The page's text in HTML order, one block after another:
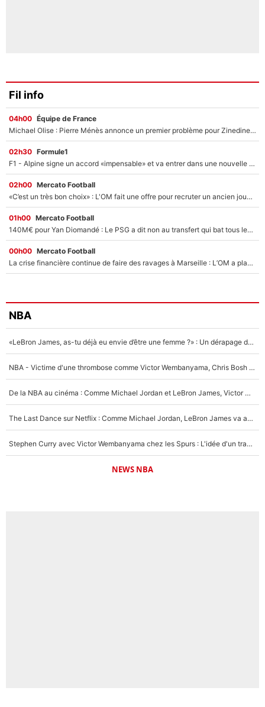
Fil info
04h00 Équipe de France
Michael Olise : Pierre Ménès annonce un premier problème pour Zinedine Zidane en équipe de France
02h30 Formule1
F1 - Alpine signe un accord «impensable» et va entrer dans une nouvelle dimension : Grande nouvelle pour Pierre Gasly !
02h00 Mercato Football
«C’est un très bon choix» : L'OM fait une offre pour recruter un ancien joueur du PSG... et c'est validé dans l'After Foot !
01h00 Mercato Football
140M€ pour Yan Diomandé : Le PSG a dit non au transfert qui bat tous les records sur le mercato
00h00 Mercato Football
La crise financière continue de faire des ravages à Marseille : L’OM a placé 12 joueurs sur le marché des transferts… et ça pourrait lui rapporter près de 100M€ !
NBA
«LeBron James, as-tu déjà eu envie d’être une femme ?» : Un dérapage de Donald Trump sur la superstar de la NBA refait surface
NBA - Victime d'une thrombose comme Victor Wembanyama, Chris Bosh prévient le Français des risques sur sa santé : «J’ai failli mourir sur le coup et j’ai été ramené à la vie»
De la NBA au cinéma : Comme Michael Jordan et LeBron James, Victor Wembanyama rêve d'une carrière d'acteur !
The Last Dance sur Netflix : Comme Michael Jordan, LeBron James va avoir le droit à sa série !
Stephen Curry avec Victor Wembanyama chez les Spurs : L'idée d'un trade historique est lancée en NBA !
NEWS NBA